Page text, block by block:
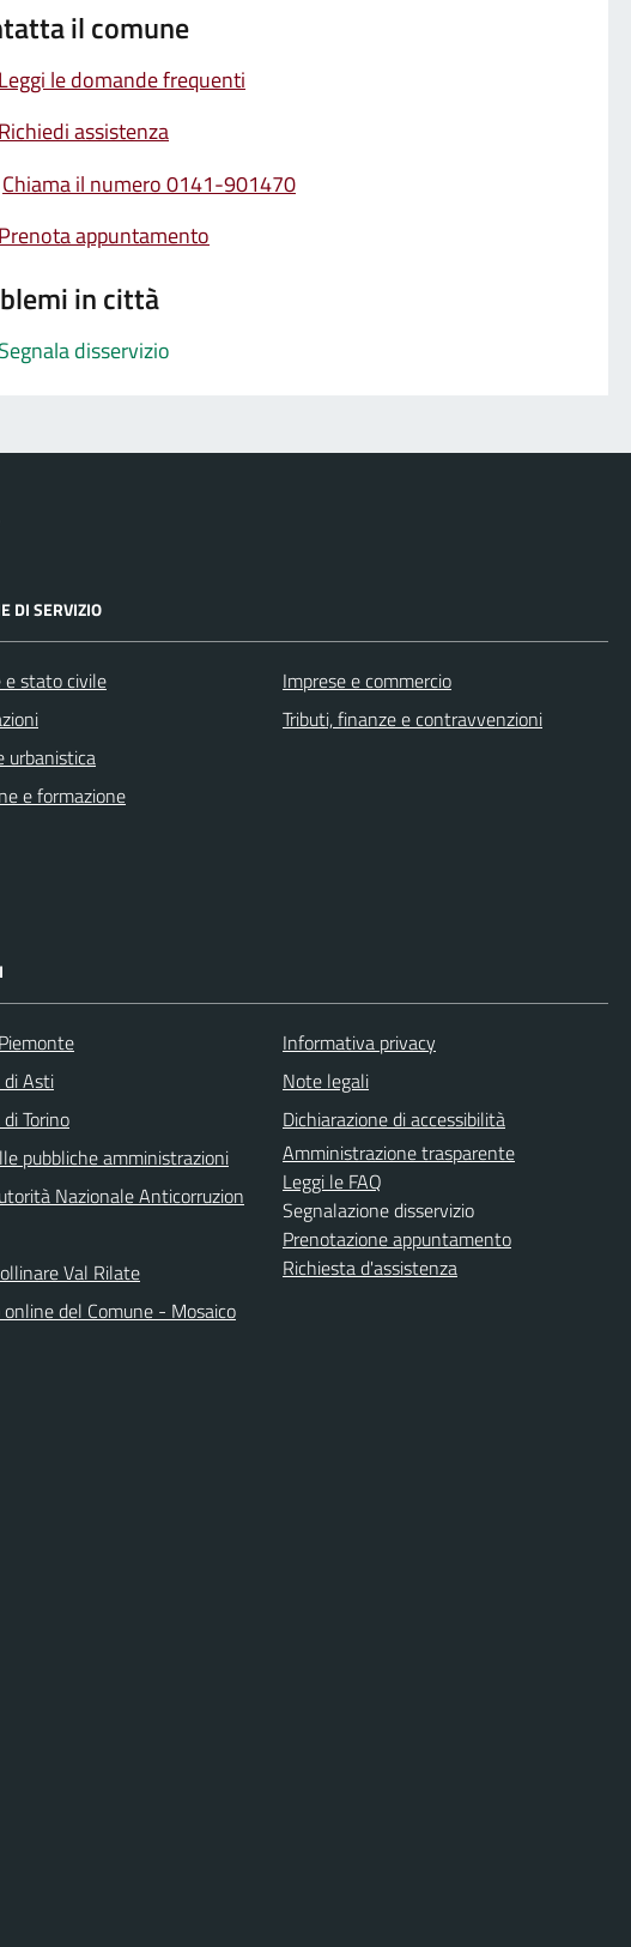
il comune
Leggi le domande frequenti
Richiedi assistenza
Chiama il numero 0141-901470
Prenota appuntamento
in città
Segnala disservizio
DI SERVIZIO
e stato civile
urbanistica
e formazione
Imprese e commercio
Tributi, finanze e contravvenzioni
di Asti
Torino
pubbliche amministrazioni
Nazionale Anticorruzion
Val Rilate
del Comune - Mosaico
Informativa privacy
Note legali
Dichiarazione di accessibilità
Amministrazione trasparente
Leggi le FAQ
Segnalazione disservizio
Prenotazione appuntamento
Richiesta d'assistenza